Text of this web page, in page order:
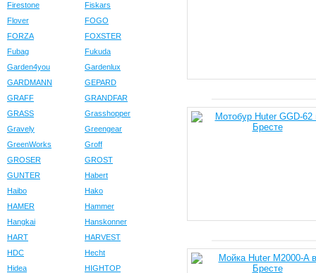
Firestone
Fiskars
Flover
FOGO
FORZA
FOXSTER
Fubag
Fukuda
Garden4you
Gardenlux
GARDMANN
GEPARD
GRAFF
GRANDFAR
GRASS
Grasshopper
Gravely
Greengear
GreenWorks
Groff
GROSER
GROST
GUNTER
Habert
Haibo
Hako
HAMER
Hammer
Hangkai
Hanskonner
HART
HARVEST
HDC
Hecht
Hidea
HIGHTOP